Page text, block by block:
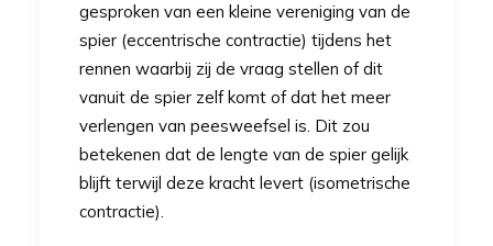
gesproken van een kleine vereniging van de
spier (eccentrische contractie) tijdens het
rennen waarbij zij de vraag stellen of dit
vanuit de spier zelf komt of dat het meer
verlengen van peesweefsel is. Dit zou
betekenen dat de lengte van de spier gelijk
blijft terwijl deze kracht levert (isometrische
contractie).